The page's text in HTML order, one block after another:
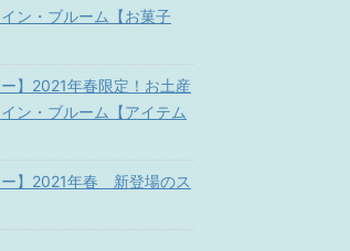
ン・ブルーム【お菓子
ー】2021年春限定！お土産
ン・ブルーム【アイテム
ー】2021年春 新登場のス